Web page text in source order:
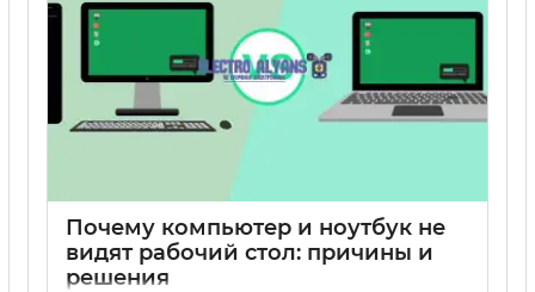
Почему компьютер и ноутбук не
видят рабочий стол: причины и
решения